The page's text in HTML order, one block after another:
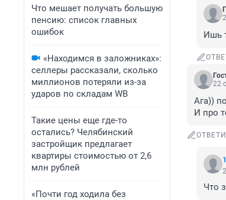
Что мешает получать большую
пенсию: список главных
ошибок
«Находимся в заложниках»:
селлеры рассказали, сколько
миллионов потеряли из-за
ударов по складам WB
Такие цены еще где-то
остались? Челябинский
застройщик предлагает
квартиры стоимостью от 2,6
млн рублей
«Почти год ходила без
Ишь
22
Ага))
И про
Что